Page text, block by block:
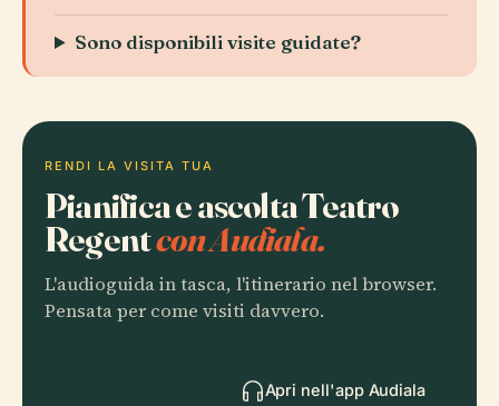
Sono disponibili visite guidate?
RENDI LA VISITA TUA
Pianifica e ascolta Teatro
Regentcon Audiala.
L'audioguida in tasca, l'itinerario nel browser.
Pensata per come visiti davvero.
Apri nell'app Audiala